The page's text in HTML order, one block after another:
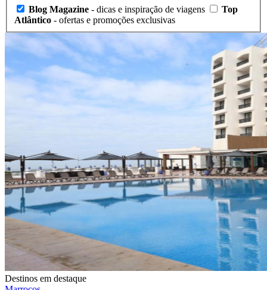
Blog Magazine - dicas e inspiração de viagens
Top
Atlântico - ofertas e promoções exclusivas
Destinos em destaque